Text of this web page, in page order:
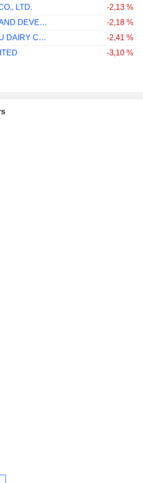
LTD.
-2,13 %
HENDERSON LAND DEVELOPMENT COMPANY LIMITED
-2,18 %
CHINA MENGNIU DAIRY COMPANY LIMITED
-2,41 %
-3,10 %